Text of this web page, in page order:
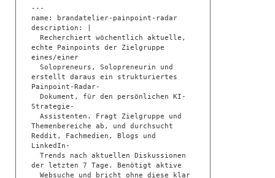
---
name: brandatelier-painpoint-radar
description: |
echte Painpoints der Zielgruppe
eines/einer
erstellt daraus ein strukturiertes
Painpoint-Radar-
Strategie-
Themenbereiche ab, und durchsucht
Reddit, Fachmedien, Blogs und
LinkedIn-
der letzten 7 Tage. Benötigt aktive